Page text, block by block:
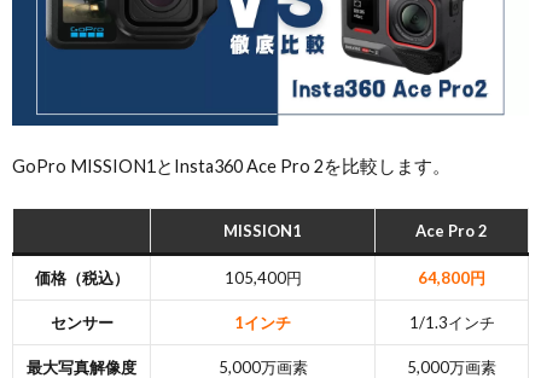
GoPro MISSION1とInsta360 Ace Pro 2を比較します。
MISSION1 Ace Pro 2
価格（税込） 105,400円 64,800円
センサー 1インチ 1/1.3インチ
最大写真解像度 5,000万画素 5,000万画素